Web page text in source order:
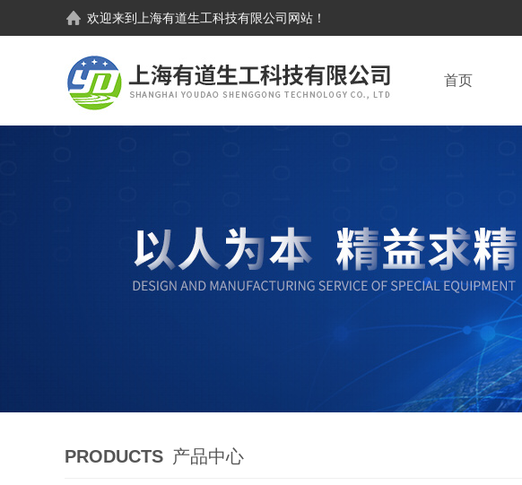
欢迎来到 上海有道生工科技有限公司 网站！
首页
PRODUCTS 产品中心